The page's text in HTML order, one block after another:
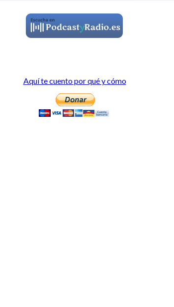
Aquí te cuento por qué y cómo